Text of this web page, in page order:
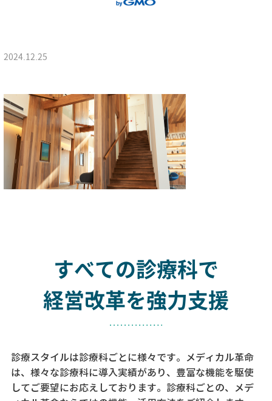
2024.12.25
すべての診療科で
経営改革を強力支援
診療スタイルは診療科ごとに様々です。メディカル革命
は、様々な診療科に導入実績があり、 豊富な機能を駆使
してご要望にお応えしております。 診療科ごとの、メデ